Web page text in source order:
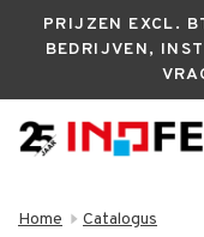
PRIJZEN EXCL.
BEDRIJVEN,
Home Catalogus